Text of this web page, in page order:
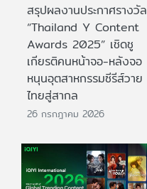
สรุปผลงานประกาศรางวัล
“Thailand Y Content
Awards 2025” เชิดชู
เกียรติคนหน้าจอ-หลังจอ
หนุนอุตสาหกรรมซีรีส์วาย
ไทยสู่สากล
26 กรกฎาคม 2026